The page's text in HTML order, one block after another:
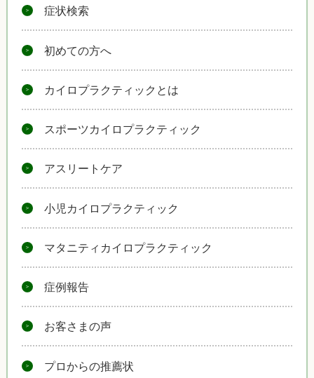
症状検索
初めての方へ
カイロプラクティックとは
スポーツカイロプラクティック
アスリートケア
小児カイロプラクティック
マタニティカイロプラクティック
症例報告
お客さまの声
プロからの推薦状